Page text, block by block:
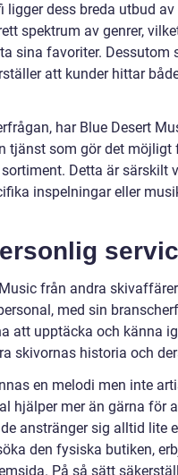
ligger dess breda utbud
spektrum av genrer,
sina favoriter. Dessutom
att kunder hittar
har Blue Desert
tjänst som gör det
Detta är särskilt
inspelningar eller
från andra
med sin
att upptäcka och känna
skivornas historia och
en melodi men inte
hjälper mer än gärna för
anstränger sig alltid lite
den fysiska butiken,
På så sätt